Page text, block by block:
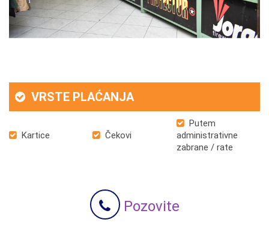
VRSTE PLAĆANJA
Kartice Čekovi
Putem
administrativne
zabrane / rate
Pozovite